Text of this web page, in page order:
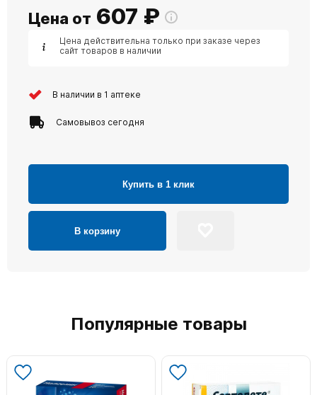
Цена от 607 ₽
Цена действительна только при заказе через
сайт товаров в наличии
В наличии в 1 аптеке
Самовывоз сегодня
Купить в 1 клик
В корзину
Популярные товары